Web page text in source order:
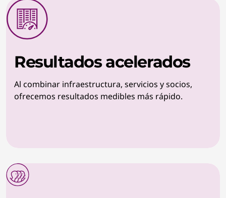
Resultados acelerados
Al combinar infraestructura, servicios y socios,
ofrecemos resultados medibles más rápido.